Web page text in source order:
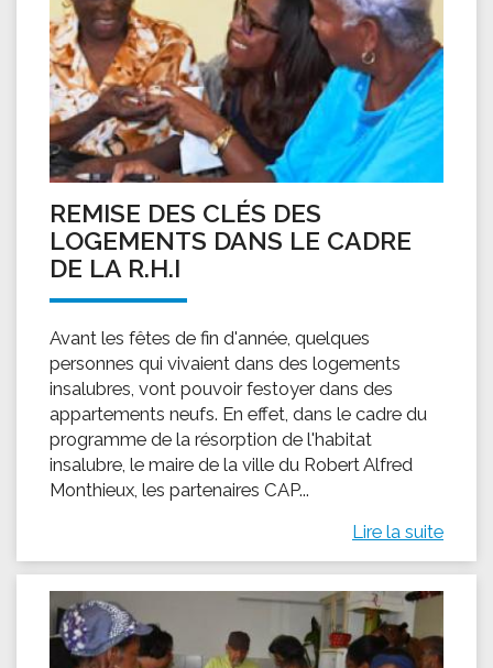
REMISE DES CLÉS DES
LOGEMENTS DANS LE CADRE
DE LA R.H.I
Avant les fêtes de fin d'année, quelques
personnes qui vivaient dans des logements
insalubres, vont pouvoir festoyer dans des
appartements neufs. En effet, dans le cadre du
programme de la résorption de l'habitat
insalubre, le maire de la ville du Robert Alfred
Monthieux, les partenaires CAP...
Lire la suite